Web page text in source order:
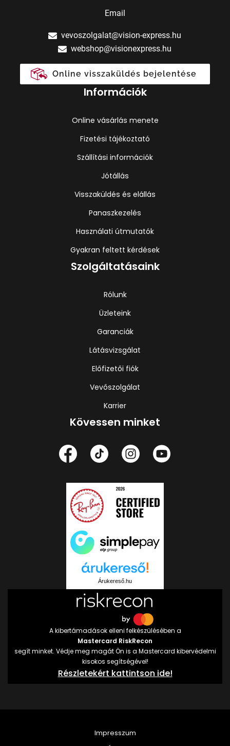
Email
vevoszolgalat@vision-express.hu
webshop@visionexpress.hu
Online visszaküldés bejelentése
Információk
Online vásárlás menete
Fizetési tájékoztató
Szállítási információk
Jótállás
Visszaküldés és elállás
Panaszkezelés
Használati útmutatók
Gyakran feltett kérdések
Szolgáltatásaink
Rólunk
Üzleteink
Garanciák
Látásvizsgálat
Előfizetői fiók
Vevőszolgálat
Karrier
Kövessen minket
Árukereső.hu
A kibertámadások elleni felkészülésében a
Mastercard RiskRecon
segít minket. Védje meg magát Ön is a Mastercard kibervédelmi
kisokos segítségével!
Részletekért kattintson ide!
Impresszum